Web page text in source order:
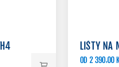
LIŠTY NA
OD 2 390,00